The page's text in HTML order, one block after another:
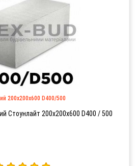
200х200х600 D400/500
Стоунлайт 200х200х600 D400 / 500